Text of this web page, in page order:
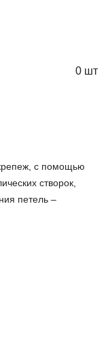
0 шт
с помощью
створок,
петель –